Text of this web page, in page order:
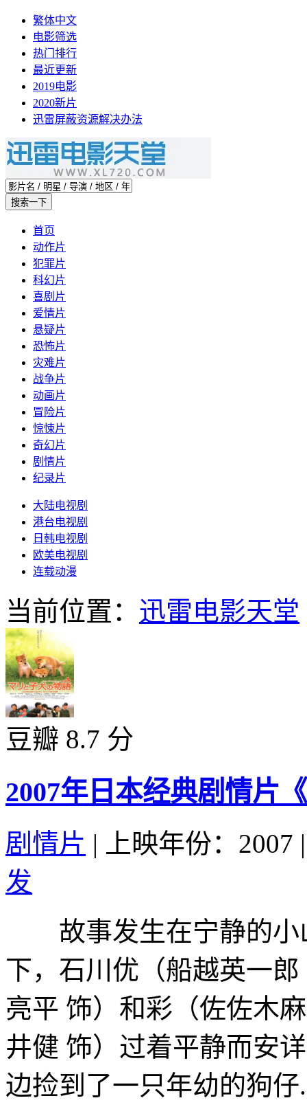
繁体中文
电影筛选
热门排行
最近更新
2019电影
2020新片
迅雷屏蔽资源解决办法
首页
动作片
犯罪片
科幻片
喜剧片
爱情片
悬疑片
恐怖片
灾难片
战争片
动画片
冒险片
惊悚片
奇幻片
剧情片
纪录片
大陆电视剧
港台电视剧
日韩电视剧
欧美电视剧
连载动漫
当前位置： 迅雷电影天堂
豆瓣 8.7 分
2007年日本经典剧情片
剧情片 | 上映年份：2007 |
发
故事发生在宁静的小
下，石川优（船越英一
亮平 饰）和彩（佐佐木
井健 饰）过着平静而安
边捡到了一只年幼的狗